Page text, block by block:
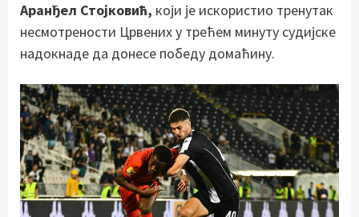
Аранђел Стојковић, који је искористио тренутак
несмотрености Црвених у трећем минуту судијске
надокнаде да донесе победу домаћину.